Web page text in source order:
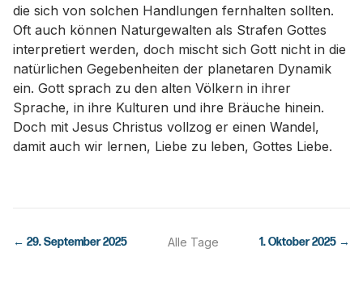
die sich von solchen Handlungen fernhalten sollten.
Oft auch können Naturgewalten als Strafen Gottes
interpretiert werden, doch mischt sich Gott nicht in die
natürlichen Gegebenheiten der planetaren Dynamik
ein. Gott sprach zu den alten Völkern in ihrer
Sprache, in ihre Kulturen und ihre Bräuche hinein.
Doch mit Jesus Christus vollzog er einen Wandel,
damit auch wir lernen, Liebe zu leben, Gottes Liebe.
← 29. September 2025 Alle Tage 1. Oktober 2025 →